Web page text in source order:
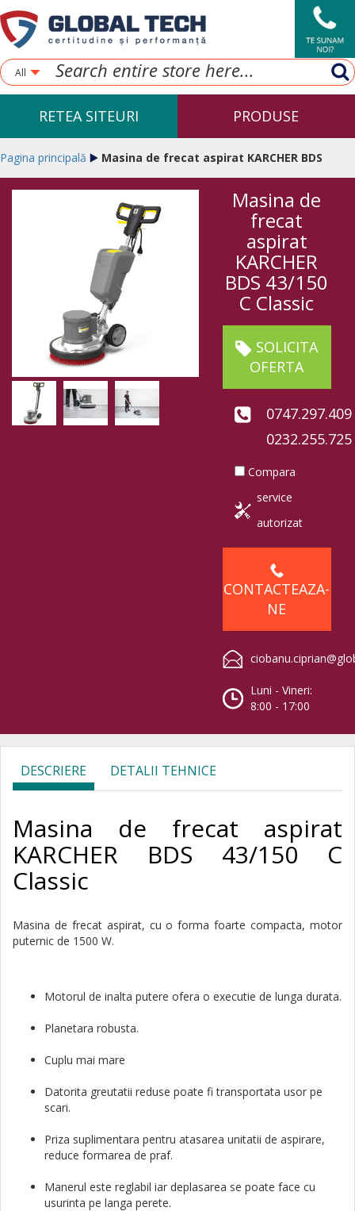
All
RETEA SITEURI PRODUSE
Pagina principală Masina de frecat aspirat KARCHER BDS
Masina de
frecat
aspirat
KARCHER
BDS 43/150
C Classic
SOLICITA
OFERTA
0747.297.409
0232.255.725
Compara
service
autorizat
CONTACTEAZA-
NE
Luni - Vineri:
8:00 - 17:00
DESCRIERE DETALII TEHNICE
Masina de frecat aspirat
KARCHER BDS 43/150 C
Classic
Masina de frecat aspirat, cu o forma foarte compacta, motor
puternic de 1500 W.
Motorul de inalta putere ofera o executie de lunga durata.
Planetara robusta.
Cuplu mai mare
Datorita greutatii reduse poate fi transportata usor pe
scari.
Priza suplimentara pentru atasarea unitatii de aspirare,
reduce formarea de praf.
Manerul este reglabil iar deplasarea se poate face cu
usurinta pe langa perete.